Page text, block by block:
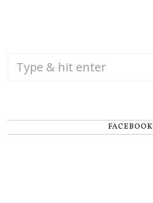
FACEBOOK